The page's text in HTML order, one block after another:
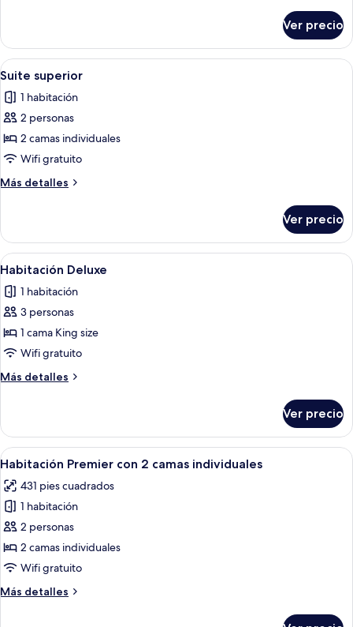
Premier
Ver precio
Abrir
todas
las
fotos
de
Suite
superior
Una habitación de hotel con sofá,
5
Suite superior
1 habitación
2 personas
2 camas individuales
Wifi gratuito
Más detalles
Más
superior
Ver precio
Abrir
todas
las
fotos
de
Habitación
Deluxe
Habitación de hotel con dos camas,
3
Habitación Deluxe
1 habitación
3 personas
1 cama King size
Wifi gratuito
Más detalles
Más
Deluxe
Ver precio
Abrir
todas
las
fotos
de
Habitación
Premier
2
Una habitación de hotel con sofá,
3
Habitación Premier con 2 camas individuales
431 pies cuadrados
1 habitación
2 personas
2 camas individuales
Wifi gratuito
Más detalles
Más